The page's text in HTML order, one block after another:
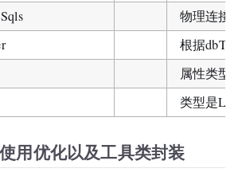
物理连接
根据
属性类型
类型是List
用优化以及工具类封装